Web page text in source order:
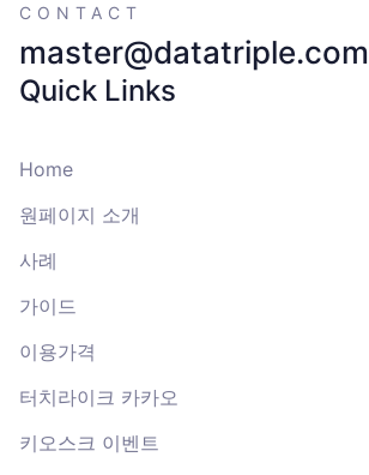
CONTACT
master@datatriple.com
Quick Links
Home
원페이지 소개
사례
가이드
이용가격
터치라이크 카카오
키오스크 이벤트